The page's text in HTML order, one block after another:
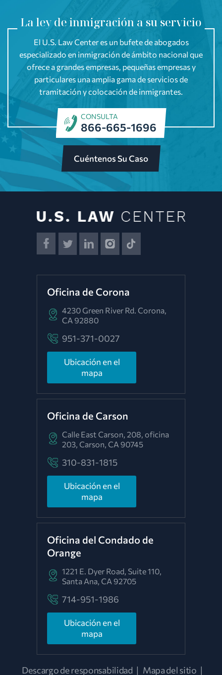
La ley de inmigración a su servicio
El U.S. Law Center es un bufete de abogados
especializado en inmigración de ámbito nacional que
ofrece a grandes empresas, pequeñas empresas y
particulares una amplia gama de servicios de
tramitación y colocación de inmigrantes.
CONSULTA
866-665-1696
Cuéntenos Su Caso
Oficina de Corona
4230 Green River Rd. Corona,
CA 92880
951-371-0027
Ubicación en el
mapa
Oficina de Carson
Calle East Carson, 208, oficina
203, Carson, CA 90745
310-831-1815
Ubicación en el
mapa
Oficina del Condado de
Orange
1221 E. Dyer Road, Suite 110,
Santa Ana, CA 92705
714-951-1986
Ubicación en el
mapa
Descargo de responsabilidad | Mapa del sitio |